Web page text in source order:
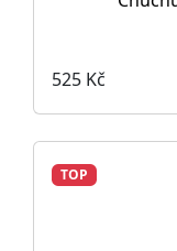
525 Kč
TOP